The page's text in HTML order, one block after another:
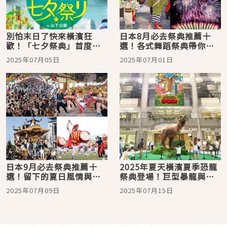
別怕末日了快來橫濱狂
歡！「七夕祭典」首度於
橫濱舉辦，無數天燈將於
山下公園飛向空中！
2025年07月05日
日本8月必去祭典推薦十
選！各式舞蹈祭典帶你抓
住夏天的尾巴！
2025年07月01日
日本9月必去祭典推薦十
選！留下的夏日風情與初
秋的傳統日本帶你一次
看！
2025年07月09日
2025年夏天橫濱夏季恐龍
祭典登場！巨型暴龍與翼
龍燈籠童趣登場
2025年07月15日